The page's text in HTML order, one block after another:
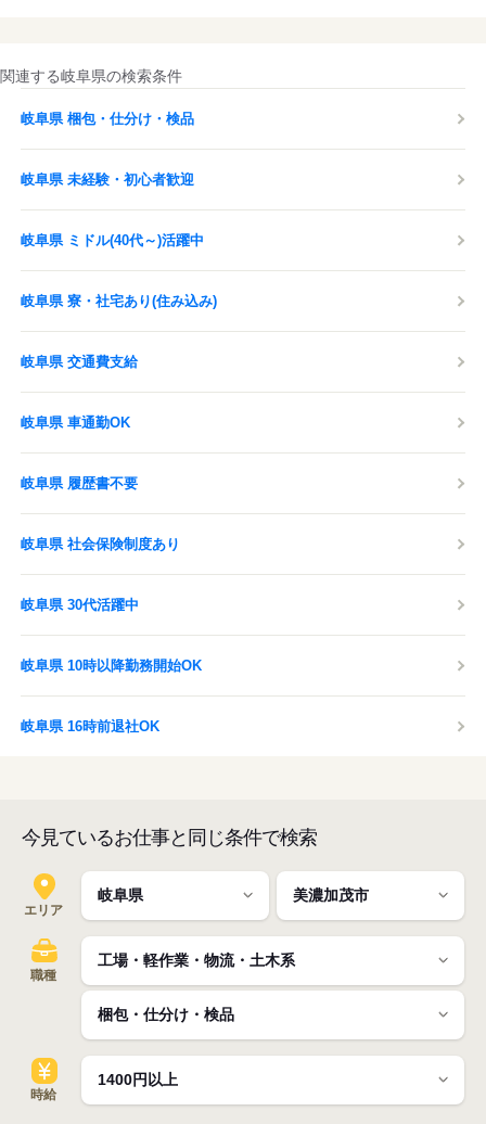
関連する岐阜県の検索条件
岐阜県 梱包・仕分け・検品
岐阜県 未経験・初心者歓迎
岐阜県 ミドル(40代～)活躍中
岐阜県 寮・社宅あり(住み込み)
岐阜県 交通費支給
岐阜県 車通勤OK
岐阜県 履歴書不要
岐阜県 社会保険制度あり
岐阜県 30代活躍中
岐阜県 10時以降勤務開始OK
岐阜県 16時前退社OK
今見ているお仕事と同じ条件で検索
エリア
職種
時給